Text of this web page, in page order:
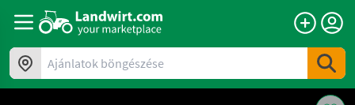
Ajánlatok böngészése